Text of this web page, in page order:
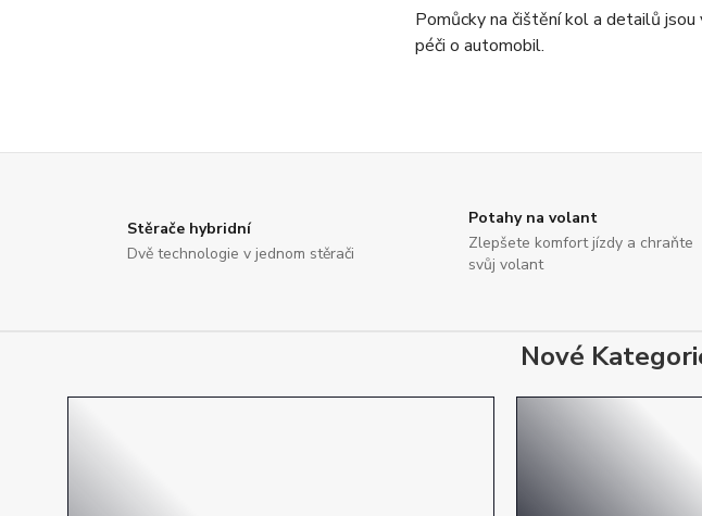
Pomůcky na čištění kol a detailů jsou
péči o automobil.
Stěrače hybridní
Dvě technologie v jednom stěrači
Potahy na volant
Zlepšete komfort jízdy a chraňte
svůj volant
Nové